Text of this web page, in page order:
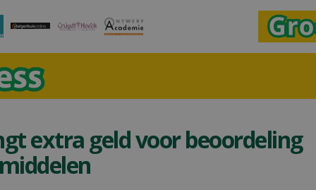
extra geld voor beoordeling